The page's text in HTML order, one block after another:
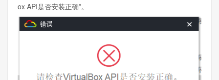
ox API是否安装正确”。